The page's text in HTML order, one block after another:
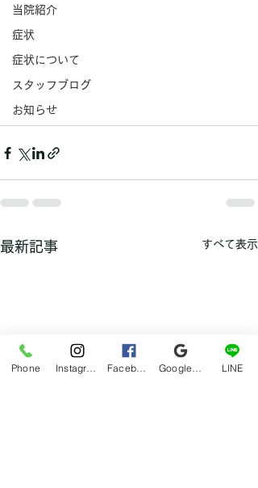
当院紹介
症状
症状について
スタッフブログ
お知らせ
最新記事 すべて表示
Phone LINE